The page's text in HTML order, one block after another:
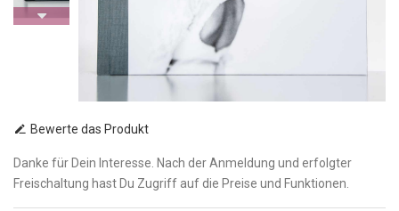
Bewerte das Produkt
Danke für Dein Interesse. Nach der Anmeldung und erfolgter
Freischaltung hast Du Zugriff auf die Preise und Funktionen.